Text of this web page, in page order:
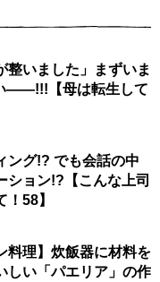
整いました」まずいま
――!!!【母は転生して
ング!? でも会話の中
ション!?【こんな上司
！58】
料理】炊飯器に材料を
しい「パエリア」の作